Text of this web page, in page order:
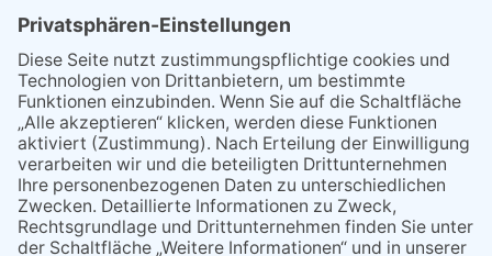
21.04.2026
Wenn Bahn-Computer nicht
miteinander kommunizieren
11.03.2026
"Plakatverbot für überregionale
Demos"
04.02.2026
Gelbe Tonne – Ein kleiner Blick
über den Tellerand
04.02.2026